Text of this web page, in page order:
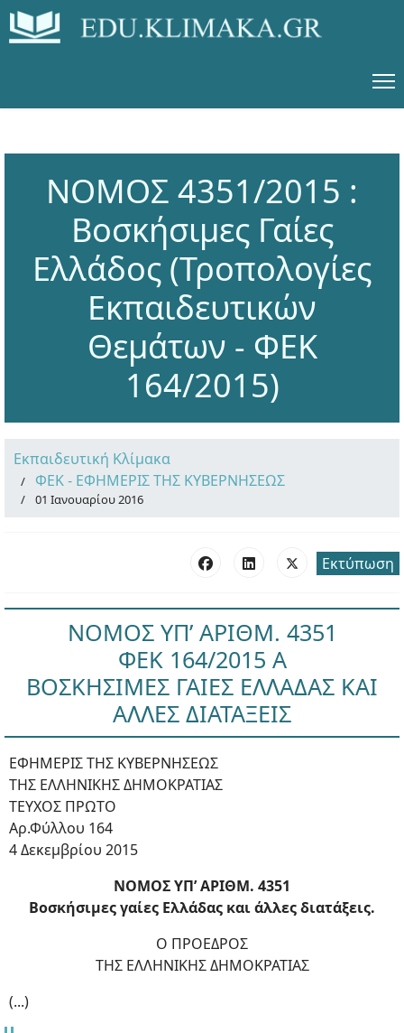
ΝΟΜΟΣ 4351/2015 :
Βοσκήσιμες Γαίες
Ελλάδος (Τροπολογίες
Εκπαιδευτικών
Θεμάτων - ΦΕΚ
164/2015)
Εκπαιδευτική Κλίμακα
ΦΕΚ - ΕΦΗΜΕΡΙΣ ΤΗΣ ΚΥΒΕΡΝΗΣΕΩΣ
01 Ιανουαρίου 2016
Εκτύπωση
NOMOΣ ΥΠ’ ΑΡΙΘΜ. 4351
ΦΕΚ 164/2015 Α
ΒΟΣΚΗΣΙΜΕΣ ΓΑΙΕΣ ΕΛΛΑΔΑΣ ΚΑΙ
ΑΛΛΕΣ ΔΙΑΤΑΞΕΙΣ
ΕΦΗΜΕΡΙΣ ΤΗΣ ΚΥΒΕΡΝΗΣΕΩΣ
ΤΗΣ ΕΛΛΗΝΙΚΗΣ ΔΗΜΟΚΡΑΤΙΑΣ
ΤΕΥΧΟΣ ΠΡΩΤΟ
Αρ.Φύλλου 164
4 Δεκεμβρίου 2015
NOMOΣ ΥΠ’ ΑΡΙΘΜ. 4351
Bοσκήσιμες γαίες Ελλάδας και άλλες διατάξεις.
Ο ΠΡΟΕΔΡΟΣ
ΤΗΣ ΕΛΛΗΝΙΚΗΣ ΔΗΜΟΚΡΑΤΙΑΣ
(...)